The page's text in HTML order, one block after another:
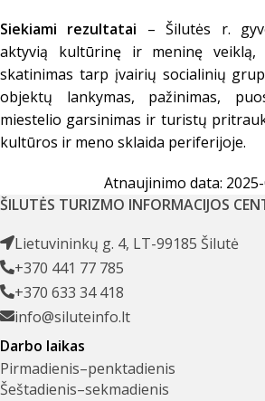
Siekiami rezultatai – Šilutės r.
aktyvią kultūrinę ir meninę veiklą,
skatinimas tarp įvairių socialinių
objektų lankymas, pažinimas,
miestelio garsinimas ir turistų
kultūros ir meno sklaida periferijoje.
Atnaujinimo data:
ŠILUTĖS TURIZMO INFORMACIJOS
Lietuvininkų g. 4, LT-99185 Šilutė
+370 441 77 785
+370 633 34 418
info@siluteinfo.lt
Darbo laikas
Pirmadienis–penktadienis
Šeštadienis–sekmadienis